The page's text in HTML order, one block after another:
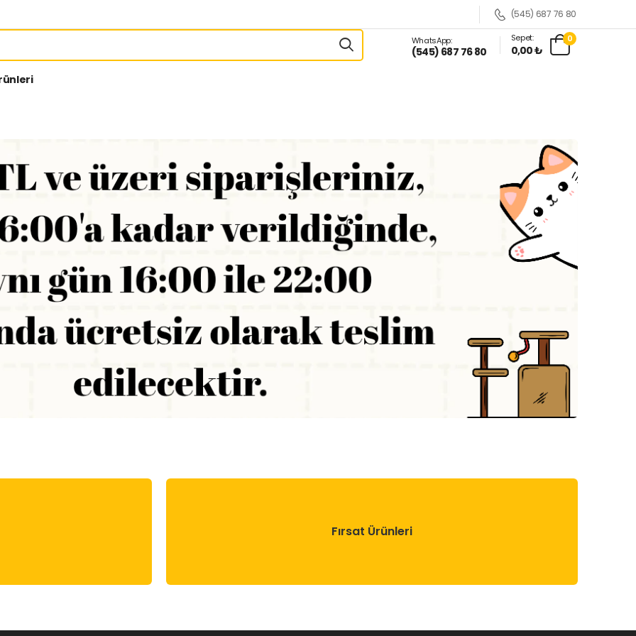
(545) 687 76 80
WhatsApp:
(545) 687 76 80
Sepet:
0,00 ₺
0
Fırsat Ürünleri